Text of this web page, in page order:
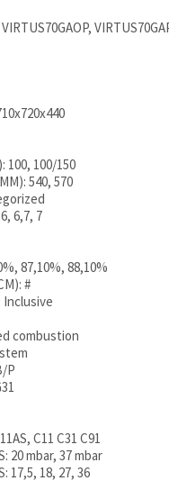
100, 100/150
540, 570
6,7, 7
87,10%, 88,10%
#
Inclusive
combustion
P
C11 C31 C91
20 mbar, 37 mbar
17,5, 18, 27, 36